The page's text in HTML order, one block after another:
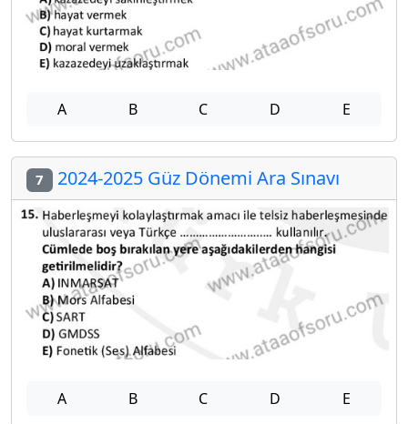
A B C D E
7 2024-2025 Güz Dönemi Ara Sınavı
A B C D E